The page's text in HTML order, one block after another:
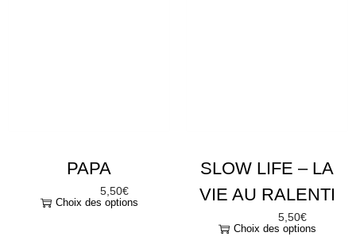
PAPA
5,50€
Choix des options
SLOW LIFE – LA
VIE AU RALENTI
5,50€
Choix des options